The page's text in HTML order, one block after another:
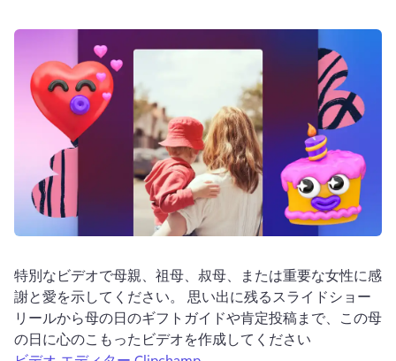
ログイン
無料で試す
特別なビデオで母親、祖母、叔母、または重要な女性に感
謝と愛を示してください。 思い出に残るスライドショー
リールから母の日のギフトガイドや肯定投稿まで、この母
の日に心のこもったビデオを作成してください